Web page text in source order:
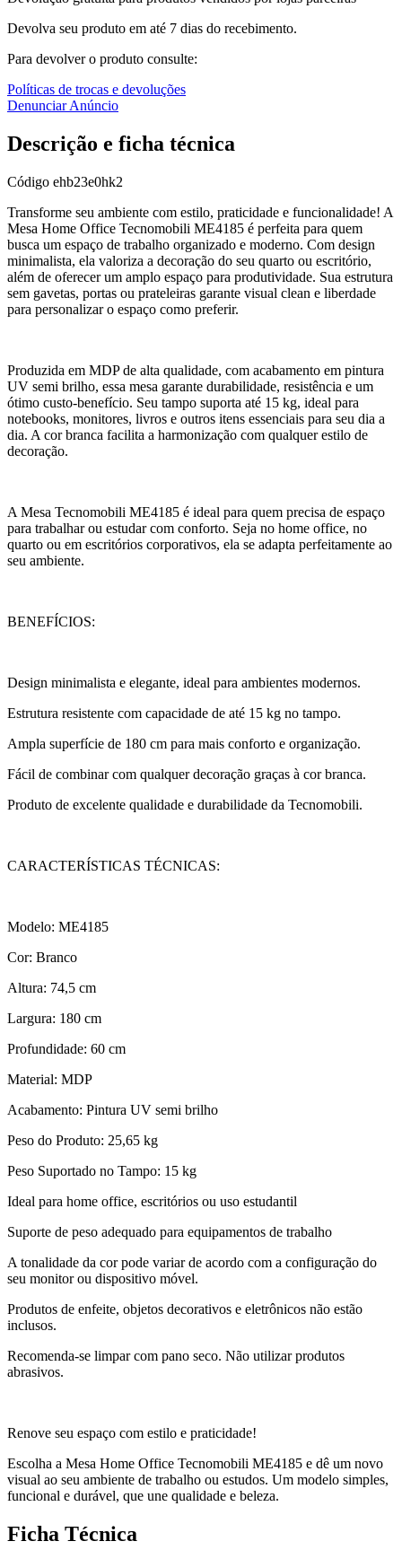
Devolva seu produto em até 7 dias do recebimento.
Para devolver o produto consulte:
Políticas de trocas e devoluções
Denunciar Anúncio
Descrição e ficha técnica
Código ehb23e0hk2
Transforme seu ambiente com estilo, praticidade e funcionalidade! A
Mesa Home Office Tecnomobili ME4185 é perfeita para quem
busca um espaço de trabalho organizado e moderno. Com design
minimalista, ela valoriza a decoração do seu quarto ou escritório,
além de oferecer um amplo espaço para produtividade. Sua estrutura
sem gavetas, portas ou prateleiras garante visual clean e liberdade
para personalizar o espaço como preferir.
Produzida em MDP de alta qualidade, com acabamento em pintura
UV semi brilho, essa mesa garante durabilidade, resistência e um
ótimo custo-benefício. Seu tampo suporta até 15 kg, ideal para
notebooks, monitores, livros e outros itens essenciais para seu dia a
dia. A cor branca facilita a harmonização com qualquer estilo de
decoração.
A Mesa Tecnomobili ME4185 é ideal para quem precisa de espaço
para trabalhar ou estudar com conforto. Seja no home office, no
quarto ou em escritórios corporativos, ela se adapta perfeitamente ao
seu ambiente.
BENEFÍCIOS:
Design minimalista e elegante, ideal para ambientes modernos.
Estrutura resistente com capacidade de até 15 kg no tampo.
Ampla superfície de 180 cm para mais conforto e organização.
Fácil de combinar com qualquer decoração graças à cor branca.
Produto de excelente qualidade e durabilidade da Tecnomobili.
CARACTERÍSTICAS TÉCNICAS:
Modelo: ME4185
Cor: Branco
Altura: 74,5 cm
Largura: 180 cm
Profundidade: 60 cm
Material: MDP
Acabamento: Pintura UV semi brilho
Peso do Produto: 25,65 kg
Peso Suportado no Tampo: 15 kg
Ideal para home office, escritórios ou uso estudantil
Suporte de peso adequado para equipamentos de trabalho
A tonalidade da cor pode variar de acordo com a configuração do
seu monitor ou dispositivo móvel.
Produtos de enfeite, objetos decorativos e eletrônicos não estão
inclusos.
Recomenda-se limpar com pano seco. Não utilizar produtos
abrasivos.
Renove seu espaço com estilo e praticidade!
Escolha a Mesa Home Office Tecnomobili ME4185 e dê um novo
visual ao seu ambiente de trabalho ou estudos. Um modelo simples,
funcional e durável, que une qualidade e beleza.
Ficha Técnica